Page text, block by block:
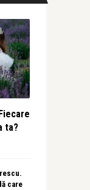
ta?
care